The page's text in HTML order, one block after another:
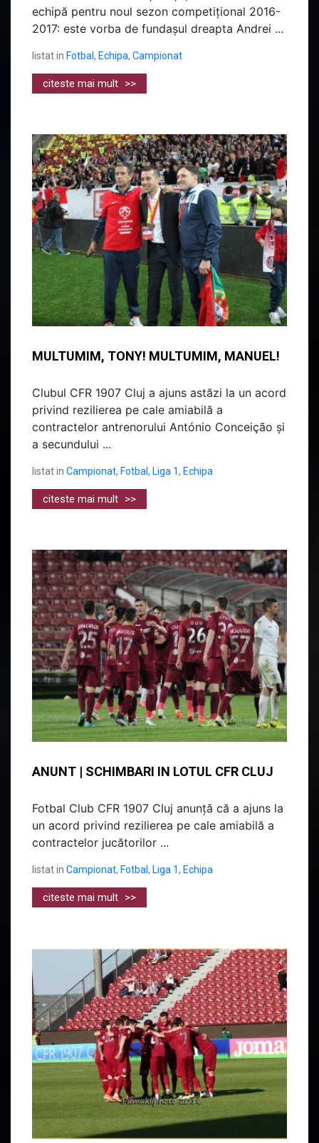
echipă pentru noul sezon competițional 2016-
2017: este vorba de fundașul dreapta Andrei ...
listat in Fotbal , Echipa, Campionat
citeste mai mult >>
MULTUMIM, TONY! MULTUMIM, MANUEL!
Clubul CFR 1907 Cluj a ajuns astăzi la un acord
privind rezilierea pe cale amiabilă a
contractelor antrenorului António Conceição și
a secundului ...
listat in Campionat, Fotbal , Liga 1, Echipa
citeste mai mult >>
ANUNT | SCHIMBARI IN LOTUL CFR CLUJ
Fotbal Club CFR 1907 Cluj anunță că a ajuns la
un acord privind rezilierea pe cale amiabilă a
contractelor jucătorilor ...
listat in Campionat, Fotbal, Liga 1, Echipa
citeste mai mult >>